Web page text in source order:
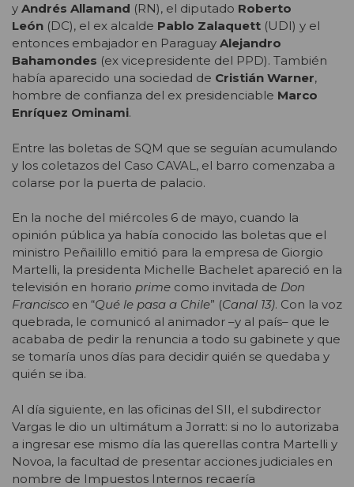
y Andrés Allamand (RN), el diputado Roberto
León (DC), el ex alcalde Pablo Zalaquett (UDI) y el
entonces embajador en Paraguay Alejandro
Bahamondes (ex vicepresidente del PPD). También
había aparecido una sociedad de Cristián Warner,
hombre de confianza del ex presidenciable Marco
Enríquez Ominami.
Entre las boletas de SQM que se seguían acumulando
y los coletazos del Caso CAVAL, el barro comenzaba a
colarse por la puerta de palacio.
En la noche del miércoles 6 de mayo, cuando la
opinión pública ya había conocido las boletas que el
ministro Peñailillo emitió para la empresa de Giorgio
Martelli, la presidenta Michelle Bachelet apareció en la
televisión en horario prime como invitada de Don
Francisco en “Qué le pasa a Chile” (Canal 13). Con la voz
quebrada, le comunicó al animador –y al país– que le
acababa de pedir la renuncia a todo su gabinete y que
se tomaría unos días para decidir quién se quedaba y
quién se iba.
Al día siguiente, en las oficinas del SII, el subdirector
Vargas le dio un ultimátum a Jorratt: si no lo autorizaba
a ingresar ese mismo día las querellas contra Martelli y
Novoa, la facultad de presentar acciones judiciales en
nombre de Impuestos Internos recaería